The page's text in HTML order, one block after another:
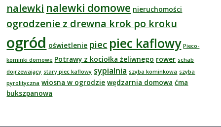
nalewki nalewki domowe nieruchomości
ogrodzenie z drewna krok po kroku
ogród oświetlenie piec piec kaflowy Pieco-
kominki domowe Potrawy z kociołka żeliwnego rower schab
dojrzewający stary piec kaflowy sypialnia szyba kominkowa szyba
pyrolityczna wiosna w ogrodzie wędzarnia domowa ćma
bukszpanowa